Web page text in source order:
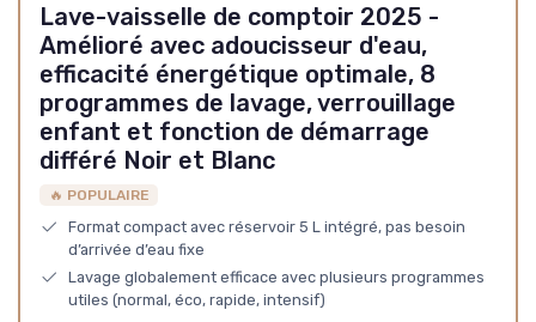
Lave-vaisselle de comptoir 2025 -
Amélioré avec adoucisseur d'eau,
efficacité énergétique optimale, 8
programmes de lavage, verrouillage
enfant et fonction de démarrage
différé Noir et Blanc
🔥 POPULAIRE
Format compact avec réservoir 5 L intégré, pas besoin
d’arrivée d’eau fixe
Lavage globalement efficace avec plusieurs programmes
utiles (normal, éco, rapide, intensif)